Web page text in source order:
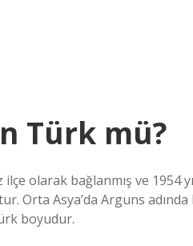
Türk mü?
olarak bağlanmış ve 1954
Orta Asya’da Arguns
boyudur.